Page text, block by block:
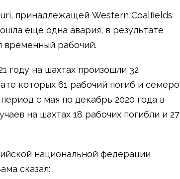
принадлежащей Western Coalfields
еще одна авария, в результате
временный рабочий.
году на шахтах произошли 32
которых 61 рабочий погиб и семеро
с мая по декабрь 2020 года в
на шахтах 18 рабочих погибли и 27
национальной федерации
сказал: